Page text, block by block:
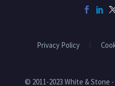
Privacy Policy
© 2011-2023 White & Stone